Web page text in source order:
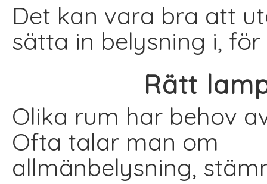
Det kan vara bra att
sätta in belysning i,
Rätt
Olika rum har behov
Ofta talar man om
allmänbelysning,